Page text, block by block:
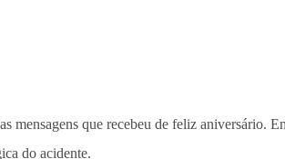
mensagens que recebeu de feliz aniversário.
do acidente.